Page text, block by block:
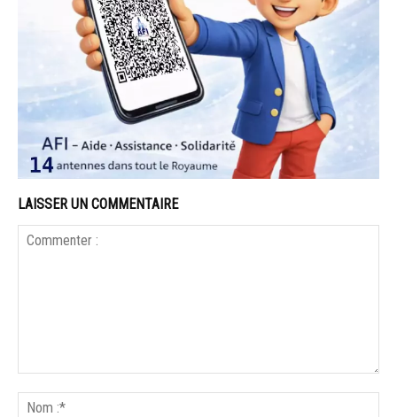
LAISSER UN COMMENTAIRE